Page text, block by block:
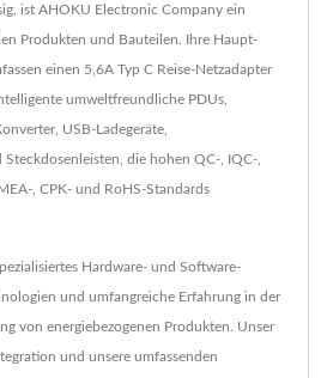
ist AHOKU Electronic Company ein
Produkten und Bauteilen. Ihre Haupt-
einen 5,6A Typ C Reise-Netzadapter
umweltfreundliche PDUs,
USB-Ladegeräte,
die hohen QC-, IQC-,
, CPK- und RoHS-Standards
Hardware- und Software-
und umfangreiche Erfahrung in der
von energiebezogenen Produkten. Unser
und unsere umfassenden